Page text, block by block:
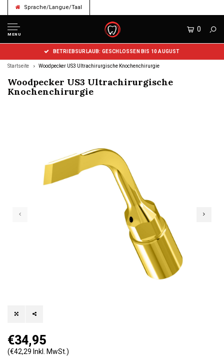
Sprache/Langue/Taal
MENU
0
BETRIEBSURLAUB: GESCHLOSSEN BIS 10 AUGUST
Startseite Woodpecker US3 Ultrachirurgische Knochenchirurgie
Woodpecker US3 Ultrachirurgische
Knochenchirurgie
€34,95
(€42,29 Inkl. MwSt.)